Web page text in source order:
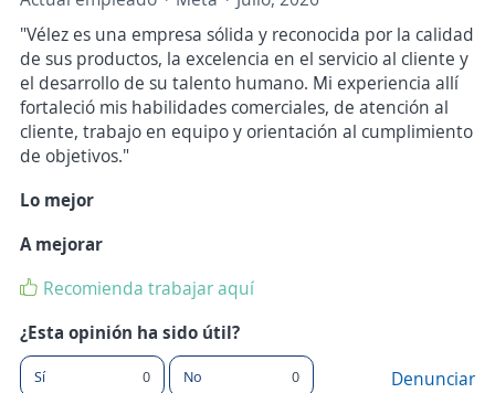
"Vélez es una empresa sólida y reconocida por la calidad
de sus productos, la excelencia en el servicio al cliente y
el desarrollo de su talento humano. Mi experiencia allí
fortaleció mis habilidades comerciales, de atención al
cliente, trabajo en equipo y orientación al cumplimiento
de objetivos."
Lo mejor
A mejorar
Recomienda trabajar aquí
¿Esta opinión ha sido útil?
Sí 0 No 0 Denunciar